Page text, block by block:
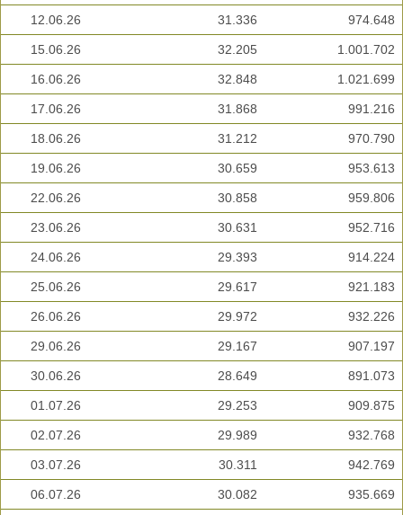
12.06.26 31.336 974.648
15.06.26 32.205 1.001.702
16.06.26 32.848 1.021.699
17.06.26 31.868 991.216
18.06.26 31.212 970.790
19.06.26 30.659 953.613
22.06.26 30.858 959.806
23.06.26 30.631 952.716
24.06.26 29.393 914.224
25.06.26 29.617 921.183
26.06.26 29.972 932.226
29.06.26 29.167 907.197
30.06.26 28.649 891.073
01.07.26 29.253 909.875
02.07.26 29.989 932.768
03.07.26 30.311 942.769
06.07.26 30.082 935.669